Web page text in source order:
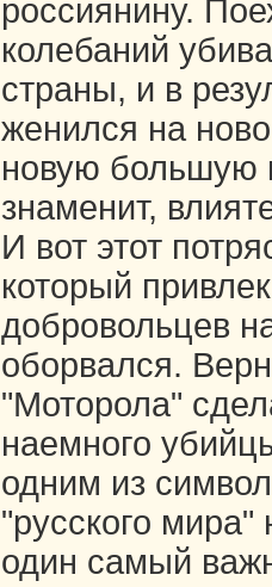
россиянину.
колебаний
страны, и в
женился на
новую большую
знаменит,
И вот этот
который
добровольцев
оборвался.
"Моторола"
наемного
одним из
"русского
один самый